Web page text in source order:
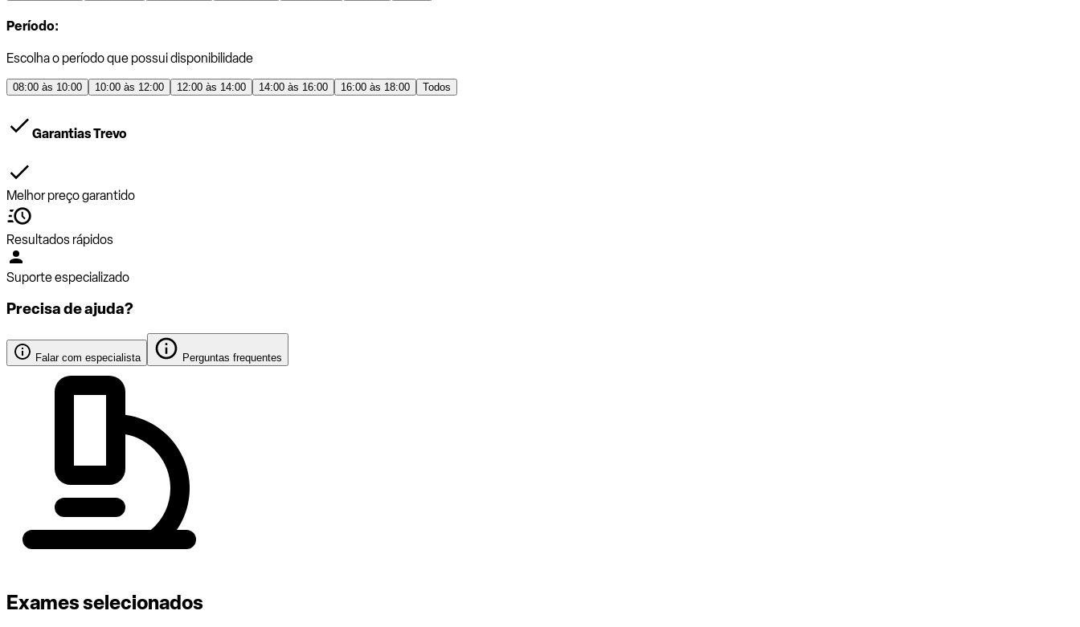
Período:
Escolha o período que possui disponibilidade
08:00 às 10:00 10:00 às 12:00 12:00 às 14:00 14:00 às 16:00 16:00 às 18:00 Todos
Garantias Trevo
Melhor preço garantido
Resultados rápidos
Suporte especializado
Precisa de ajuda?
Falar com especialista Perguntas frequentes
Exames selecionados